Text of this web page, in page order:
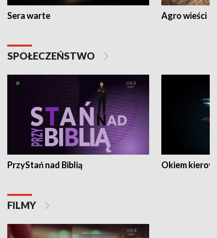
Sera warte Agro wieści
SPOŁECZEŃSTWO
PrzyStań nad Biblią Okiem
FILMY